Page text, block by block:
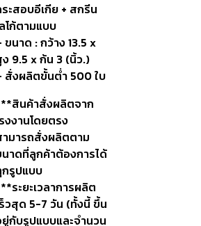
ะสอบอีเกีย + สกรีน
โก้ตามแบบ
ขนาด : กว้าง 13.5 x
9.5 x ก้น 3 (นิ้ว.)
สั่งผลิตขั้นต่ำ 500 ใบ
สินค้าสั่งผลิตจาก
งงานโดยตรง
มารถสั่งผลิตตาม
าดที่ลูกค้าต้องการได้
รูปแบบ
ระยะเวลาการผลิต
วสุด 5-7 วัน (ทั้งนี้ ขึ้น
กับรูปแบบและจำนวน